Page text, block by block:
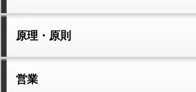
原理・原則
営業